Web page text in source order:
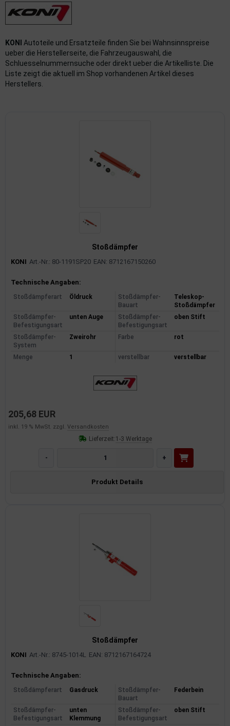
KONI
Autoteile und Ersatzteile finden Sie bei Wahnsinnspreise
ueber die Herstellerseite, die Fahrzeugauswahl, die
Schluesselnummernsuche oder direkt ueber die Artikelliste. Die
Liste zeigt die aktuell im Shop vorhandenen Artikel dieses
Herstellers.
Stoßdämpfer
KONI Art.-Nr.: 80-1191SP20 EAN: 8712167150260
Produktinformationen
Technische Angaben:
Stoßdämpferart Öldruck
Stoßdämpfer-
Bauart
Teleskop-
Stoßdämpfer
Stoßdämpfer-
Befestigungsart
unten Auge
Stoßdämpfer-
Befestigungsart
oben Stift
Stoßdämpfer-
System
Zweirohr Farbe rot
Menge 1 verstellbar verstellbar
205,68 EUR
inkl. 19 % MwSt. zzgl. Versandkosten
Lieferzeit:1-3 Werktage
- +
Produkt Details
Stoßdämpfer
KONI Art.-Nr.: 8745-1014L EAN: 8712167164724
Produktinformationen
Technische Angaben:
Stoßdämpferart Gasdruck
Stoßdämpfer-
Bauart
Federbein
Stoßdämpfer-
Befestigungsart
unten
Klemmung
Stoßdämpfer-
Befestigungsart
oben Stift
Kommunikationssysteme
Verbrauchsmaterial